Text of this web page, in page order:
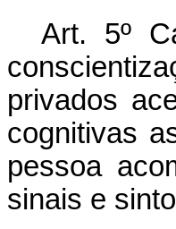
Art. 5º
privados
cognitivas
pessoa
sinais e